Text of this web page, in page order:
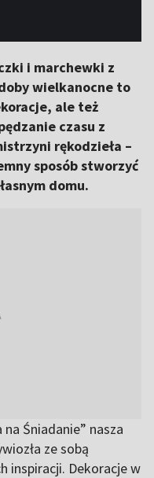
i marchewki z
wielkanocne to
ale też
czasu z
rękodzieła –
sposób stworzyć
domu.
Śniadanie” nasza
ze sobą
inspiracji. Dekoracje w